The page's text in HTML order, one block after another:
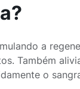
a
Também
o